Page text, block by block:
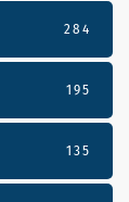
284
195
135